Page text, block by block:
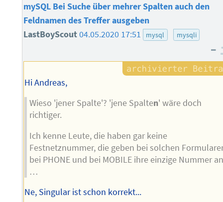
mySQL Bei Suche über mehrer Spalten auch den
Feldnamen des Treffer ausgeben
LastBoyScout04.05.2020 17:51 mysql mysqli
–
Hi Andreas,
Wieso 'jener Spalte'? 'jene Spalten' wäre doch
richtiger.
Ich kenne Leute, die haben gar keine
Festnetznummer, die geben bei solchen
bei PHONE und bei MOBILE ihre einzige Nummer
…
Ne, Singular ist schon korrekt...